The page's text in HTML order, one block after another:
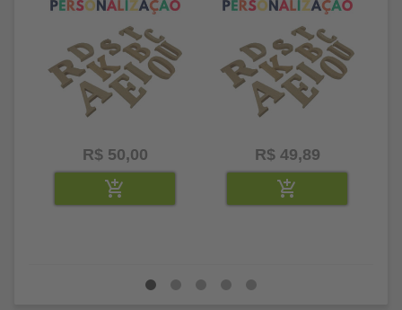
R$ 50,00 R$ 49,89